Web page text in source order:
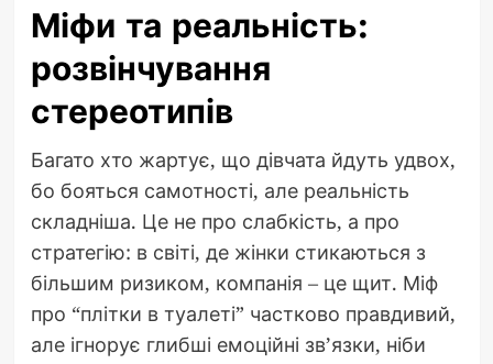
Міфи та реальність:
розвінчування
стереотипів
Багато хто жартує, що дівчата йдуть удвох,
бо бояться самотності, але реальність
складніша. Це не про слабкість, а про
стратегію: в світі, де жінки стикаються з
більшим ризиком, компанія – це щит. Міф
про “плітки в туалеті” частково правдивий,
але ігнорує глибші емоційні зв’язки, ніби